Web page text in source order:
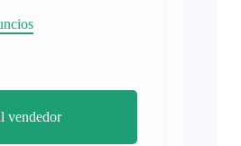
vendedor